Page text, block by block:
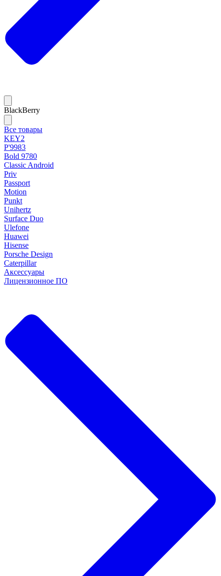
BlackBerry
Все товары
KEY2
P'9983
Bold 9780
Classic Android
Priv
Passport
Motion
Punkt
Unihertz
Surface Duo
Ulefone
Huawei
Hisense
Porsche Design
Caterpillar
Аксессуары
Лицензионное ПО